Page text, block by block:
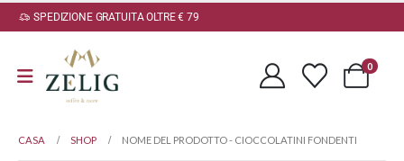
SPEDIZIONE GRATUITA OLTRE € 79
0
CASA SHOP NOME DEL PRODOTTO - CIOCCOLATINI FONDENTI